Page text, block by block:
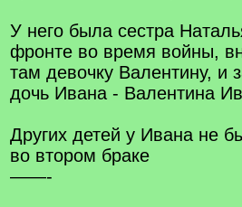
У него была сестра
фронте во время войны,
там девочку Валентину, и
дочь Ивана - Валентина
Других детей у Ивана не
во втором браке
——-